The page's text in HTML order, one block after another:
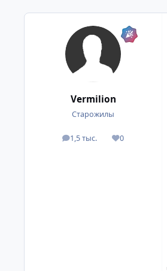
Vermilion
Старожилы
1,5 тыс.
посты 0
Репутация